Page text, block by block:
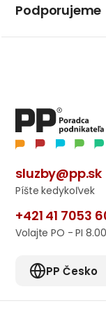
Podporujeme
sluzby@pp.sk
Píšte kedykoľvek
+421 41 7053
Volajte PO - PI
PP Česko